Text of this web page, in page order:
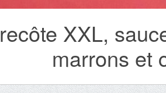
XXL,
marrons et